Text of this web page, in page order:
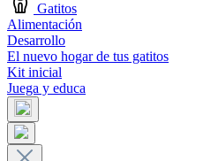
Gatitos
Alimentación
Desarrollo
El nuevo hogar de tus gatitos
Kit inicial
Juega y educa